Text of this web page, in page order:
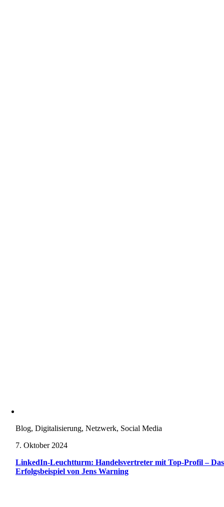
Blog, Digitalisierung, Netzwerk, Social Media
7. Oktober 2024
LinkedIn-Leuchtturm: Handelsvertreter mit Top-Profil – Das
Erfolgsbeispiel von Jens Warning